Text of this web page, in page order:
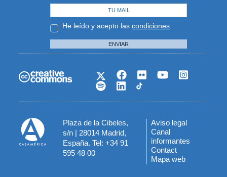
He leído y acepto las condiciones
ENVIAR
Plaza de la Cibeles,
s/n | 28014 Madrid,
España. Tel: +34 91
595 48 00
Menú
del
pie
Aviso legal
Canal
informantes
Contact
Mapa web